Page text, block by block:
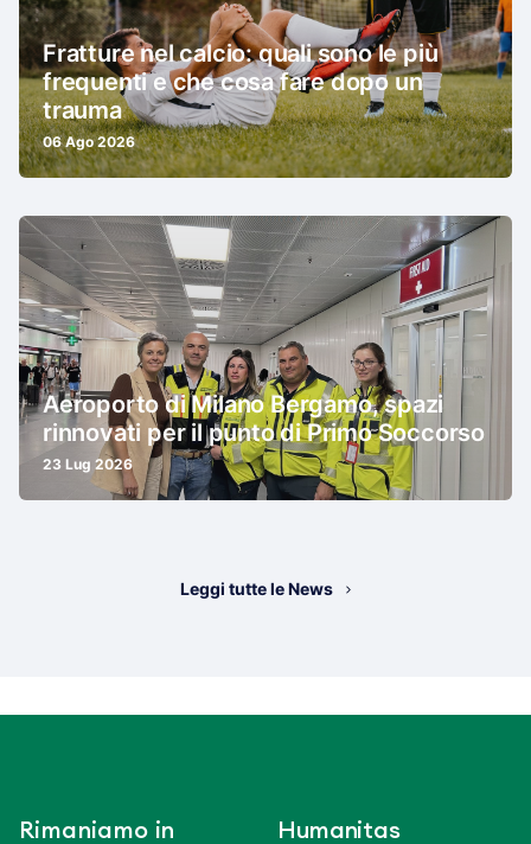
Fratture nel calcio: quali sono le più
frequenti e che cosa fare dopo un
trauma
06 Ago 2026
Aeroporto di Milano Bergamo, spazi
rinnovati per il punto di Primo Soccorso
23 Lug 2026
Leggi tutte le News
Rimaniamo in
Humanitas